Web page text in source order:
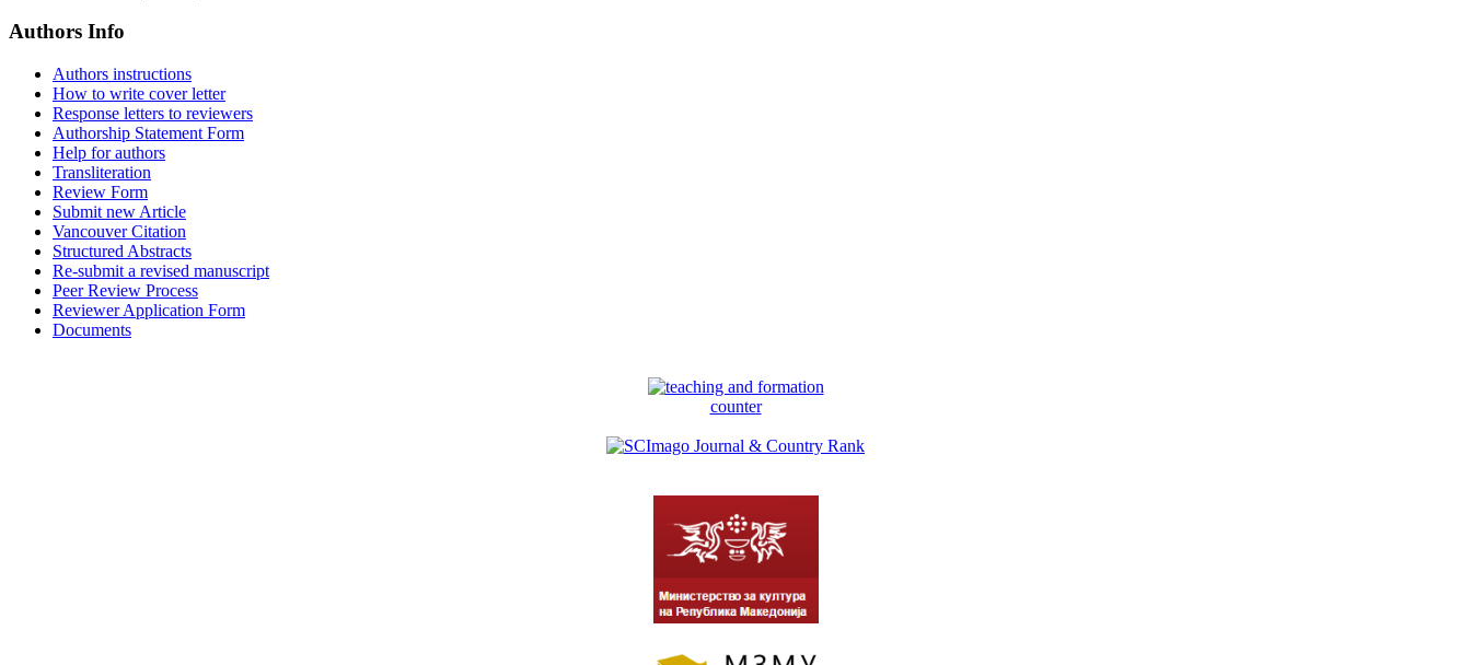
Authors Info
Authors instructions
How to write cover letter
Response letters to reviewers
Authorship Statement Form
Help for authors
Transliteration
Review Form
Submit new Article
Vancouver Citation
Structured Abstracts
Re-submit a revised manuscript
Peer Review Process
Reviewer Application Form
Documents
counter